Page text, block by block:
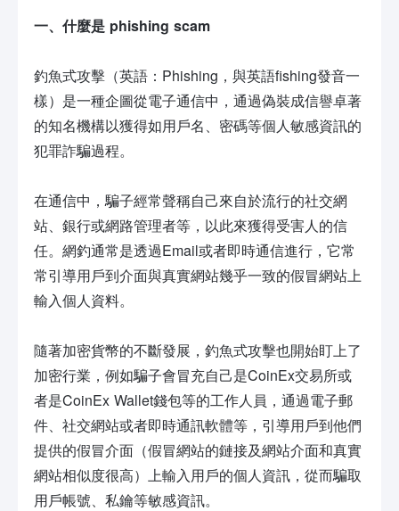
一、什麼是 phishing scam
釣魚式攻擊（英語：Phishing，與英語fishing發音一
樣）是一種企圖從電子通信中，通過偽裝成信譽卓著
的知名機構以獲得如用戶名、密碼等個人敏感資訊的
犯罪詐騙過程。
在通信中，騙子經常聲稱自己來自於流行的社交網
站、銀行或網路管理者等，以此來獲得受害人的信
任。網釣通常是透過Email或者即時通信進行，它常
常引導用戶到介面與真實網站幾乎一致的假冒網站上
輸入個人資料。
隨著加密貨幣的不斷發展，釣魚式攻擊也開始盯上了
加密行業，例如騙子會冒充自己是CoinEx交易所或
者是CoinEx Wallet錢包等的工作人員，通過電子郵
件、社交網站或者即時通訊軟體等，引導用戶到他們
提供的假冒介面（假冒網站的鏈接及網站介面和真實
網站相似度很高）上輸入用戶的個人資訊，從而騙取
用戶帳號、私鑰等敏感資訊。